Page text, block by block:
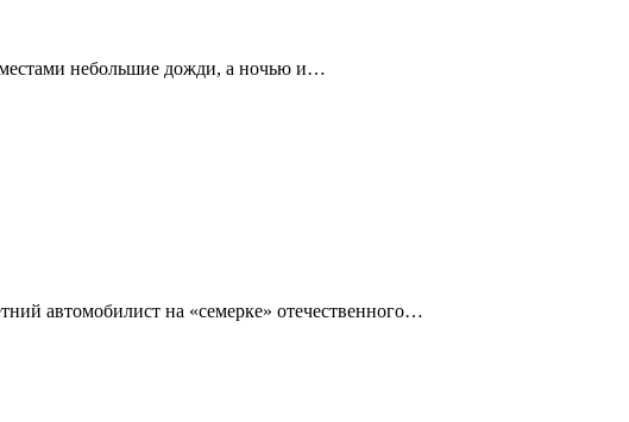
местами небольшие дожди, а ночью и…
автомобилист на «семерке» отечественного…